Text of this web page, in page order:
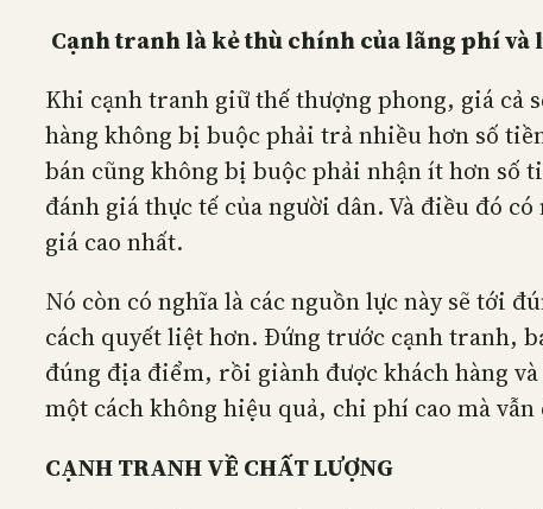
Cạnh tranh là kẻ thù chính của lãng phí và
Khi cạnh tranh giữ thế thượng phong, giá cả
hàng không bị buộc phải trả nhiều hơn số
bán cũng không bị buộc phải nhận ít hơn số
đánh giá thực tế của người dân. Và điều đó
giá cao nhất.
Nó còn có nghĩa là các nguồn lực này sẽ tới
cách quyết liệt hơn. Đứng trước cạnh tranh,
đúng địa điểm, rồi giành được khách hàng
một cách không hiệu quả, chi phí cao mà
CẠNH TRANH VỀ CHẤT LƯỢNG